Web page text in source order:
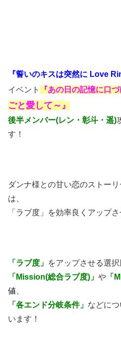
『誓いのキスは突然に Love
イベント
『あの日の記憶に口
ごと愛して～ 』
後半メンバー(レン・彰斗・遥)
す！
ダンナ様との甘い恋のストー
は、
「ラブ度」を効率良くアップ
「ラブ度」 をアップさせる選択
「Mission(総合ラブ度)」 や 「
値
「各エンド分岐条件」 などに
います！